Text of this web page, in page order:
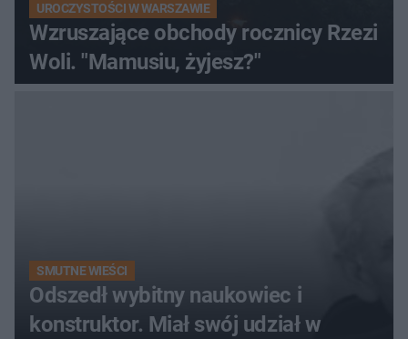
UROCZYSTOŚCI W WARSZAWIE
Wzruszające obchody rocznicy Rzezi
Woli. "Mamusiu, żyjesz?"
SMUTNE WIEŚCI
Odszedł wybitny naukowiec i
konstruktor. Miał swój udział w